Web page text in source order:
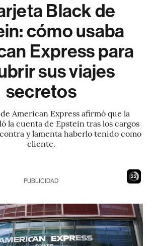
Black de
cómo usaba
Express para
sus viajes
secretos
American Express afirmó que la
la cuenta de Epstein tras los cargos
y lamenta haberlo tenido como
cliente.
21
PUBLICIDAD